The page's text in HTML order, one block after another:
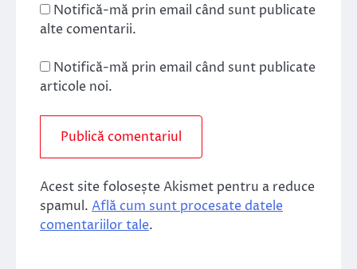
Notifică-mă prin email când sunt publicate
alte comentarii.
Notifică-mă prin email când sunt publicate
articole noi.
Acest site folosește Akismet pentru a reduce
spamul. Află cum sunt procesate datele
comentariilor tale.